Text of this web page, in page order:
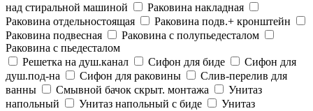
над стиральной машиной
Раковина накладная
Раковина отдельностоящая
Раковина подв.+ кронштейн
Раковина подвесная
Раковина с полупьедесталом
Раковина с пьедесталом
Решетка на душ.канал
Сифон для биде
Сифон для
душ.под-на
Сифон для раковины
Слив-перелив для
ванны
Смывной бачок скрыт. монтажа
Унитаз
напольный
Унитаз напольный с биде
Унитаз